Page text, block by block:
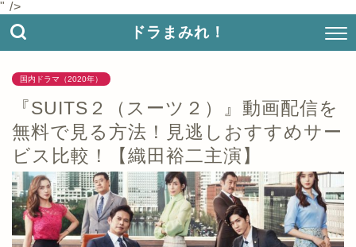
" />
ドラまみれ！
国内ドラマ（2020年）
『SUITS２（スーツ２）』動画配信を
無料で見る方法！見逃しおすすめサー
ビス比較！【織田裕二主演】